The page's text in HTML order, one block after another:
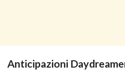
Anticipazioni